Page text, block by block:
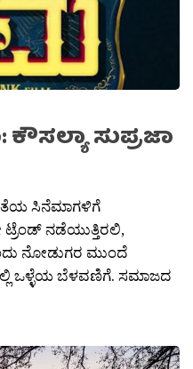
ಸುಪ್ರಜಾ
ಸಿನೆಮಾಗಳಿಗೆ
ಟ್ರೆಂಡ್ ನಡೆಯುತ್ತಿರಲಿ,
ನೋಡುಗರ ಮುಂದೆ
ಒಳ್ಳೆಯ ಬೆಳವಣಿಗೆ. ಸಮಾಜದ